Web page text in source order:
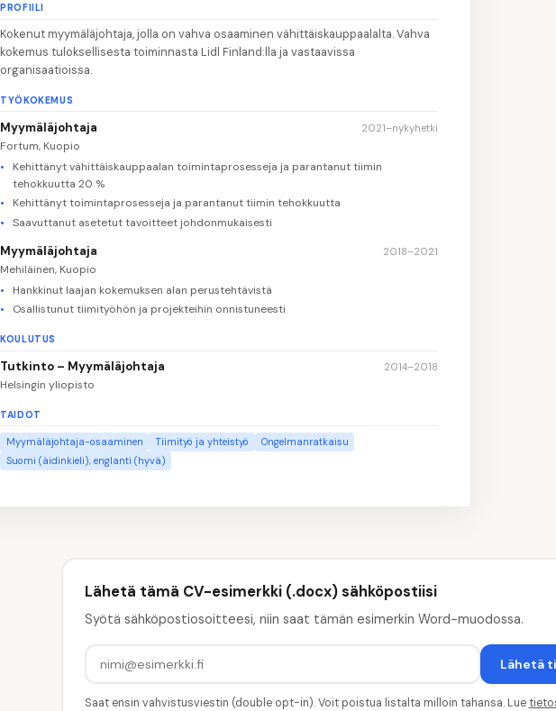
PROFIILI
Kokenut myymäläjohtaja, jolla on vahva osaaminen vähittäiskauppaalalta. Vahva
kokemus tuloksellisesta toiminnasta Lidl Finland:lla ja vastaavissa
organisaatioissa.
TYÖKOKEMUS
Myymäläjohtaja 2021–nykyhetki
Fortum, Kuopio
Kehittänyt vähittäiskauppaalan toimintaprosesseja ja parantanut tiimin
tehokkuutta 20 %
Kehittänyt toimintaprosesseja ja parantanut tiimin tehokkuutta
Saavuttanut asetetut tavoitteet johdonmukaisesti
Myymäläjohtaja 2018–2021
Mehiläinen, Kuopio
Hankkinut laajan kokemuksen alan perustehtävistä
Osallistunut tiimityöhön ja projekteihin onnistuneesti
KOULUTUS
Tutkinto – Myymäläjohtaja 2014–2018
Helsingin yliopisto
TAIDOT
Myymäläjohtaja-osaaminen Tiimityö ja yhteistyö
Ongelmanratkaisu
Suomi (äidinkieli), englanti (hyvä)
Lähetä tämä CV-esimerkki (.docx) sähköpostiisi
Syötä sähköpostiosoitteesi, niin saat tämän esimerkin Word-muodossa.
Lähetä
Saat ensin vahvistusviestin (double opt-in). Voit poistua listalta milloin tahansa. Lue